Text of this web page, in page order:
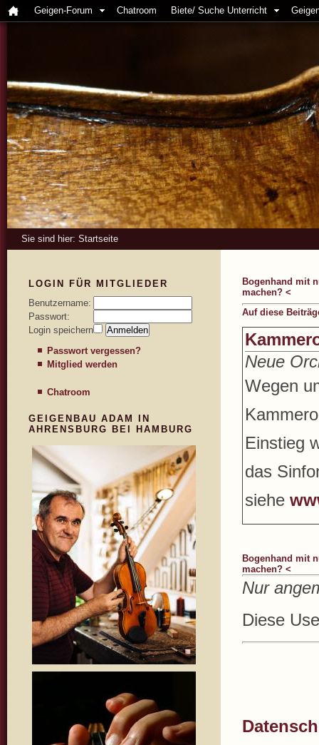
Geigen-Forum Chatroom Biete/ Suche Unterricht
Sie sind hier: Startseite
Bogenhand mit
machen? <
Auf diese
Neue
Wegen
Einstieg
das
siehe
Bogenhand mit
machen? <
Nur
Diese
LOGIN FÜR MITGLIEDER
Benutzername:
Passwort:
Login speichern
Passwort vergessen?
Mitglied werden
Chatroom
GEIGENBAU ADAM IN
AHRENSBURG BEI HAMBURG